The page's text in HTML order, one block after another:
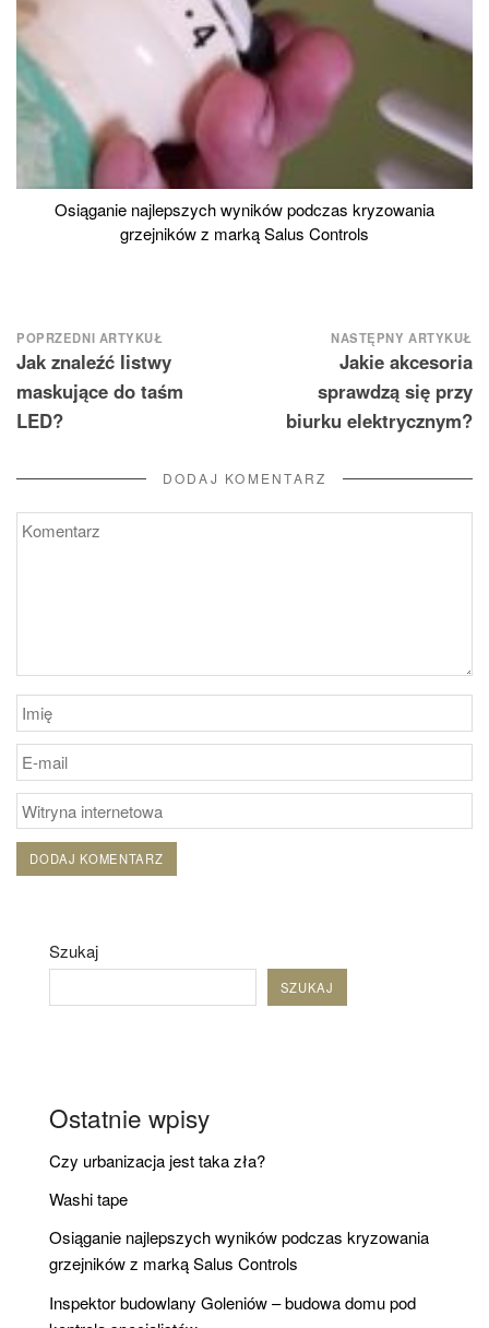
Osiąganie najlepszych wyników podczas kryzowania
grzejników z marką Salus Controls
Nawigacja
wpisu
POPRZEDNI ARTYKUŁ
Jak znaleźć listwy
maskujące do taśm
LED?
NASTĘPNY ARTYKUŁ
Jakie akcesoria
sprawdzą się przy
biurku elektrycznym?
DODAJ KOMENTARZ
Szukaj
SZUKAJ
Ostatnie wpisy
Czy urbanizacja jest taka zła?
Washi tape
Osiąganie najlepszych wyników podczas kryzowania
grzejników z marką Salus Controls
Inspektor budowlany Goleniów – budowa domu pod